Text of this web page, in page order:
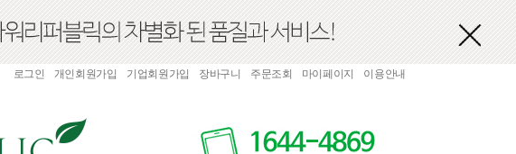
로그인 개인회원가입 기업회원가입 장바구니 주문조회 마이페이지 이용안내